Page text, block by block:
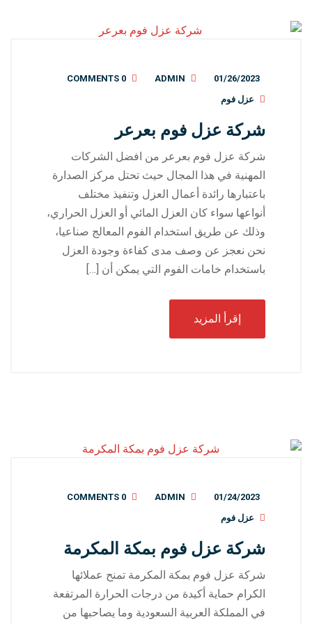
01/26/2023
ADMIN
0 COMMENTS
عزل فوم
شركة عزل فوم بعرعر
شركة عزل فوم بعرعر من افضل الشركات
المهنية في هذا المجال حيث تحتل مركز الصدارة
باعتبارها رائدة أعمال العزل وتنفيذ مختلف
أنواعها سواء كان العزل المائي أو العزل الحراري،
وذلك عن طريق استخدام الفوم المعالج صناعيا،
نحن نعجز عن وصف مدى كفاءة وجودة العزل
باستخدام خامات الفوم التي يمكن أن […]
إقرأ المزيد
01/24/2023
ADMIN
0 COMMENTS
عزل فوم
شركة عزل فوم بمكة المكرمة
شركة عزل فوم بمكة المكرمة تمنح عملائها
الكرام حماية أكيدة من درجات الحرارة المرتفعة
في المملكة العربية السعودية وما يصاحبها من